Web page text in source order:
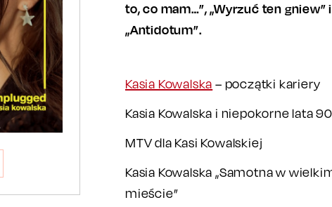
to, co mam…”, „Wyrzuć ten gniew” i
„Antidotum”.
Kasia Kowalska – początki kariery
Kasia Kowalska i niepokorne lata
MTV dla Kasi Kowalskiej
Kasia Kowalska „Samotna w
mieście”